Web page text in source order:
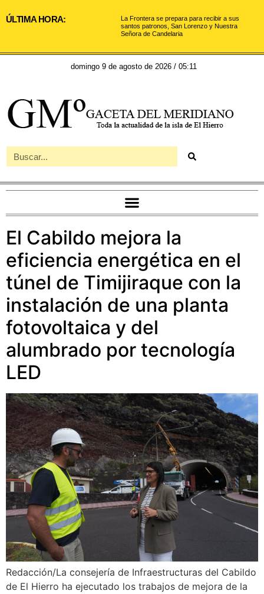
ÚLTIMA HORA:
La Frontera se prepara para recibir a sus
santos patronos, San Lorenzo y Nuestra
Señora de Candelaria
domingo 9 de agosto de 2026 / 05:11
El Cabildo mejora la
eficiencia energética en el
túnel de Timijiraque con la
instalación de una planta
fotovoltaica y del
alumbrado por tecnología
LED
Redacción/La consejería de Infraestructuras del Cabildo
de El Hierro ha ejecutado los trabajos de mejora de la